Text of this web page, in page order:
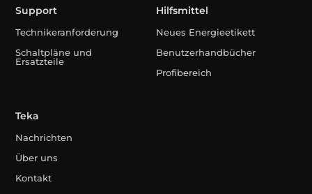
Support
Technikeranforderung
Schaltpläne und
Ersatzteile
Hilfsmittel
Neues Energieetikett
Benutzerhandbücher
Profibereich
Teka
Nachrichten
Über uns
Kontakt